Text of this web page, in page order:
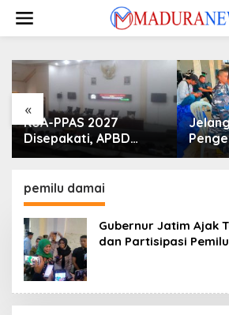
konten
«
KUA-PPAS 2027
Disepakati, APBD
Sampang Defisit Rp
pemilu damai
Gubernur Jatim Ajak
dan Partisipasi